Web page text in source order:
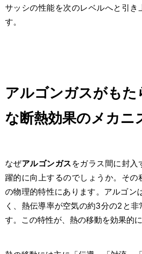
サッシの性能を次のレベルへと引き
す。
アルゴンガスがもた
な断熱効果のメカニ
なぜアルゴンガス をガラス間に封入
躍的に向上するのでしょうか。その
の物理的特性にあります。アルゴン
く、熱伝導率が空気の約3分の2と
す。この特性が、熱の移動を効果的に